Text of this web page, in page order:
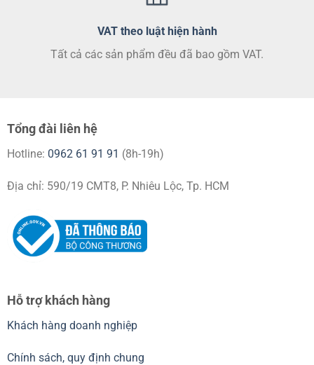
VAT theo luật hiện hành
Tất cả các sản phẩm đều đã bao gồm VAT.
Tổng đài liên hệ
Hotline: 0962 61 91 91 (8h-19h)
Địa chỉ: 590/19 CMT8, P. Nhiêu Lộc, Tp. HCM
Hỗ trợ khách hàng
Khách hàng doanh nghiệp
Chính sách, quy định chung